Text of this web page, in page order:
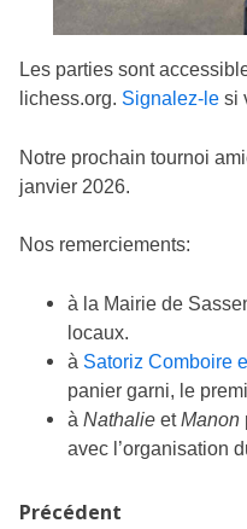
Les parties sont
lichess.org. Signalez-le si
Notre prochain tournoi
janvier 2026.
Nos remerciements:
à la Mairie de
locaux.
à Satoriz Comboire
panier garni, le
àNathalie etManon
avec l’organisation
Précédent